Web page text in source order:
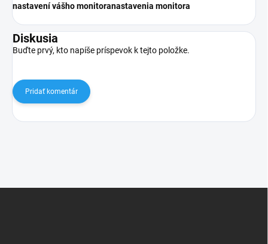
nastavení vášho monitoranastavenia monitora
Diskusia
Buďte prvý, kto napíše príspevok k tejto položke.
Pridať komentár